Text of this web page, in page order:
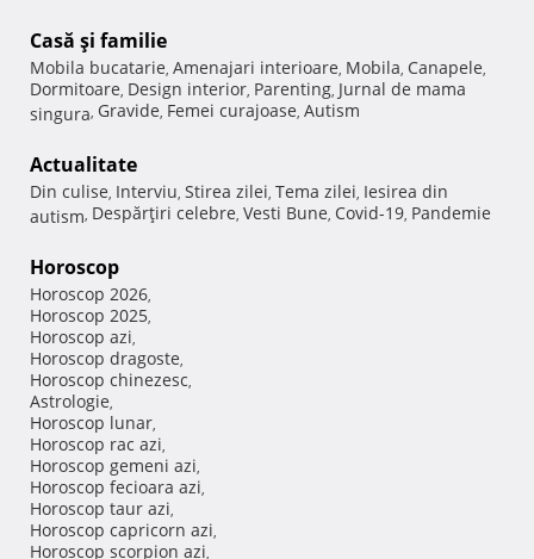
Casă şi familie
Mobila bucatarie, Amenajari interioare, Mobila, Canapele,
Dormitoare, Design interior, Parenting, Jurnal de mama
singura, Gravide, Femei curajoase, Autism
Actualitate
Din culise, Interviu, Stirea zilei, Tema zilei, Iesirea din
autism, Despărţiri celebre, Vesti Bune, Covid-19, Pandemie
Horoscop
Horoscop 2026,
Horoscop 2025,
Horoscop azi,
Horoscop dragoste,
Horoscop chinezesc,
Astrologie,
Horoscop lunar,
Horoscop rac azi,
Horoscop gemeni azi,
Horoscop fecioara azi,
Horoscop taur azi,
Horoscop capricorn azi,
Horoscop scorpion azi,